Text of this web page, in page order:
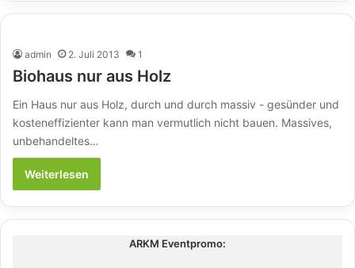
admin 2. Juli 2013 1
Biohaus nur aus Holz
Ein Haus nur aus Holz, durch und durch massiv - gesünder und
kosteneffizienter kann man vermutlich nicht bauen. Massives,
unbehandeltes…
Weiterlesen
ARKM Eventpromo: